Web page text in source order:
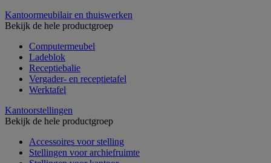
Kantoormeubilair en thuiswerken
Bekijk de hele productgroep
Computermeubel
Ladeblok
Receptiebalie
Vergader- en receptietafel
Werktafel
Kantoorstellingen
Bekijk de hele productgroep
Accessoires voor stelling
Stellingen voor archiefruimte